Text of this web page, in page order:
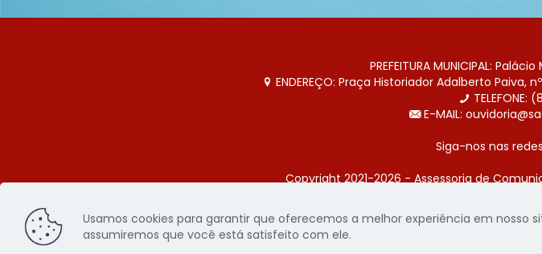
PREFEITURA MUNICIPAL:
ENDEREÇO: Praça Historiador Adalberto Paiva,
TELEFONE:
E-MAIL:
Siga-nos nas
Copyright 2021-2026 - Assessoria de
Página desenvolvida pela agência de
Usamos cookies para garantir que oferecemos a melhor experiência em nosso
assumiremos que você está satisfeito com ele.